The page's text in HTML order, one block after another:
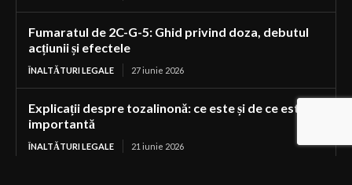
Fumaratul de 2C-G-5: Ghid privind doza, debutul
acțiunii și efectele
ÎNALTĂTURI LEGALE 27 iunie 2026
Explicații despre tozalinonă: ce este și de ce este
importantă
ÎNALTĂTURI LEGALE 21 iunie 2026